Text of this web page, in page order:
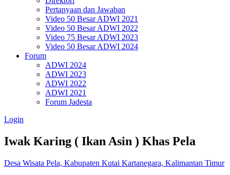
Pertanyaan dan Jawaban
Video 50 Besar ADWI 2021
Video 50 Besar ADWI 2022
Video 75 Besar ADWI 2023
Video 50 Besar ADWI 2024
Forum
ADWI 2024
ADWI 2023
ADWI 2022
ADWI 2021
Forum Jadesta
Login
Iwak Karing ( Ikan Asin ) Khas Pela
Desa Wisata Pela, Kabupaten Kutai Kartanegara, Kalimantan Timur